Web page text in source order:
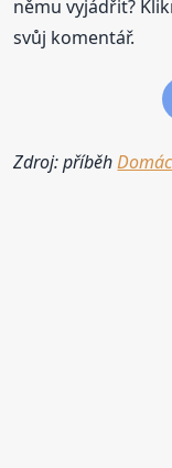
němu vyjádřit?
svůj komentář.
Zdroj: příběh